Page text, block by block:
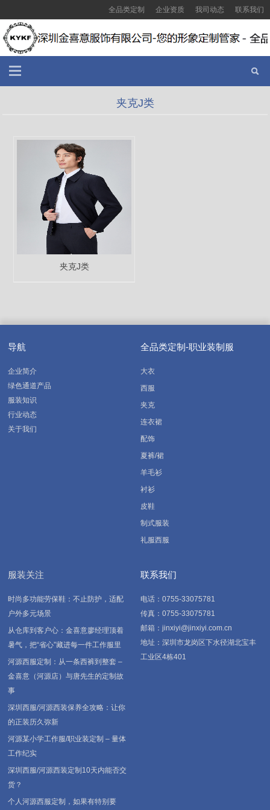
全品类定制 企业资质 我司动态 联系我们
夹克J类
夹克J类
导航
企业简介
绿色通道产品
服装知识
行业动态
关于我们
全品类定制-职业装制服
大衣
西服
夹克
连衣裙
配饰
夏裤/裙
羊毛衫
衬衫
皮鞋
制式服装
礼服西服
服装关注
时尚多功能劳保鞋：不止防护，适配
户外多元场景
从仓库到客户心：金喜意廖经理顶着
暑气，把“省心”藏进每一件工作服里
河源西服定制：从一条西裤到整套 –
金喜意（河源店）与唐先生的定制故
事
深圳西服/河源西装保养全攻略：让你
的正装历久弥新
河源某小学工作服/职业装定制 – 量体
工作纪实
深圳西服/河源西装定制10天内能否交
货？
个人河源西服定制，如果有特别要
联系我们
电话：0755-33075781
传真：0755-33075781
邮箱：jinxiyi@jinxiyi.com.cn
地址：深圳市龙岗区下水径湖北宝丰
工业区4栋401